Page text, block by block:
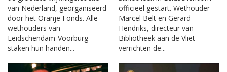
van Nederland, georganiseerd
door het Oranje Fonds. Alle
wethouders van
Leidschendam-Voorburg
staken hun handen...
officieel gestart. Wethouder
Marcel Belt en Gerard
Hendriks, directeur van
Bibliotheek aan de Vliet
verrichten de...